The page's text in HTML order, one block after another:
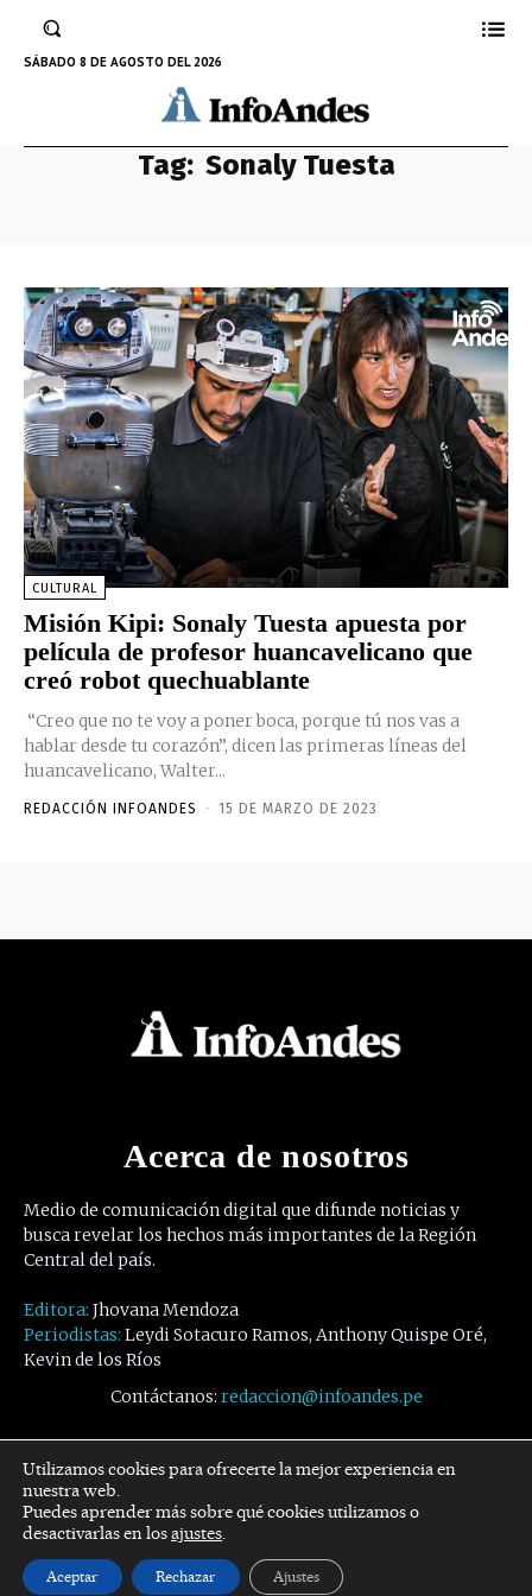
SÁBADO 8 DE AGOSTO DEL 2026
Tag: Sonaly Tuesta
CULTURAL
Misión Kipi: Sonaly Tuesta apuesta por
película de profesor huancavelicano que
creó robot quechuablante
“Creo que no te voy a poner boca, porque tú nos vas a
hablar desde tu corazón”, dicen las primeras líneas del
huancavelicano, Walter...
REDACCIÓN INFOANDES - 15 DE MARZO DE 2023
Acerca de nosotros
Medio de comunicación digital que difunde noticias y
busca revelar los hechos más importantes de la Región
Central del país.
Editora: Jhovana Mendoza
Periodistas: Leydi Sotacuro Ramos, Anthony Quispe Oré,
Kevin de los Ríos
Contáctanos: redaccion@infoandes.pe
Síguenos
Facebook Twitter Youtube
Utilizamos cookies para ofrecerte la mejor experiencia en
nuestra web.
Puedes aprender más sobre qué cookies utilizamos o
desactivarlas en losajustes.
Aceptar Rechazar Ajustes